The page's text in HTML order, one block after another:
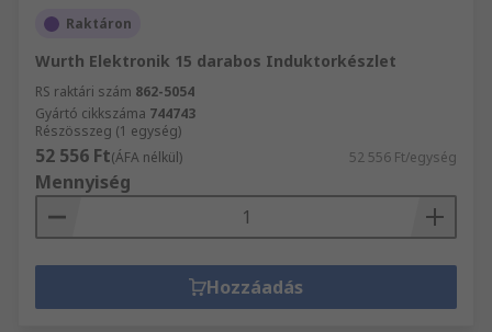
Raktáron
Wurth Elektronik 15 darabos Induktorkészlet
RS raktári szám 862-5054
Gyártó cikkszáma 744743
Részösszeg (1 egység)
52 556 Ft(ÁFA nélkül) 52 556 Ft/egység
Mennyiség
Hozzáadás